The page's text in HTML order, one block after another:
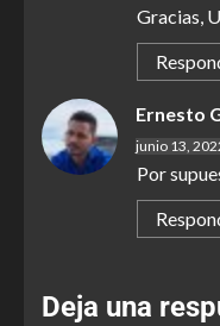
Gracias,
Ernesto
junio 13,
Por
Deja una